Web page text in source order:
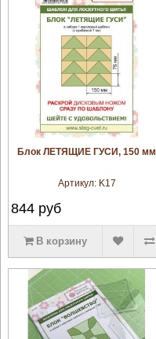
увеличить
Блок ЛЕТЯЩИЕ ГУСИ, 150 мм
Артикул: K17
844руб
В корзину